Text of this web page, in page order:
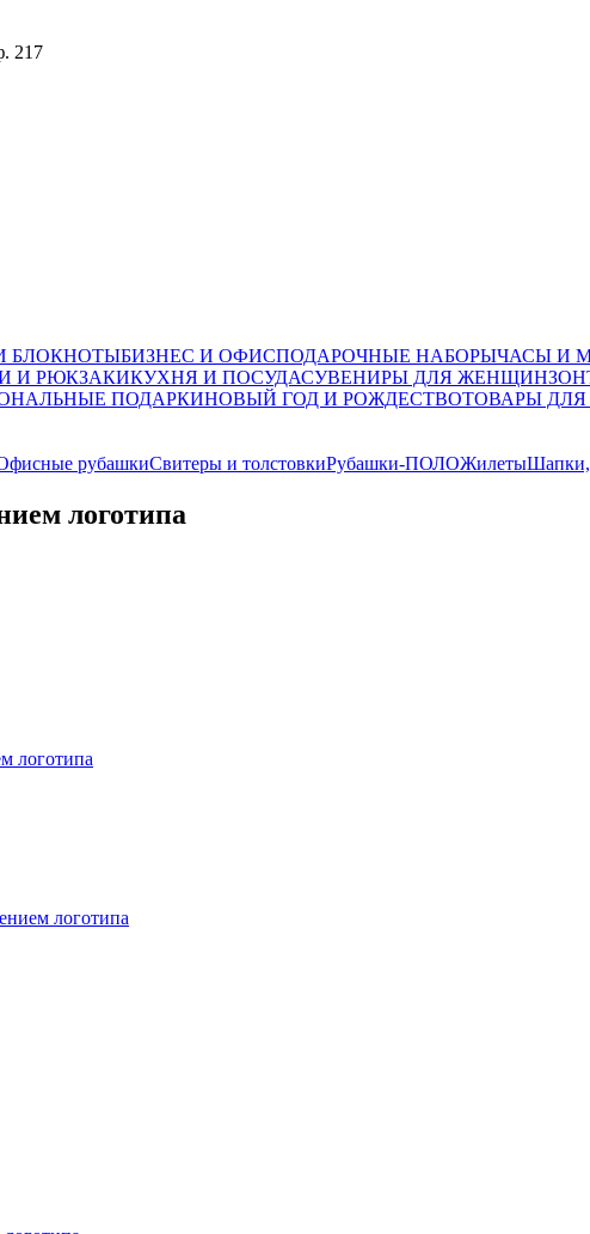
217
БЛОКНОТЫБИЗНЕС И ОФИСПОДАРОЧНЫЕ НАБОРЫЧАСЫ И
И РЮКЗАКИКУХНЯ И ПОСУДАСУВЕНИРЫ ДЛЯ ЖЕНЩИН
ПОДАРКИНОВЫЙ ГОД И РОЖДЕСТВОТОВАРЫ ДЛЯ
рубашкиСвитеры и толстовкиРубашки-ПОЛОЖилетыШапки,
логотипа
логотипа
логотипа